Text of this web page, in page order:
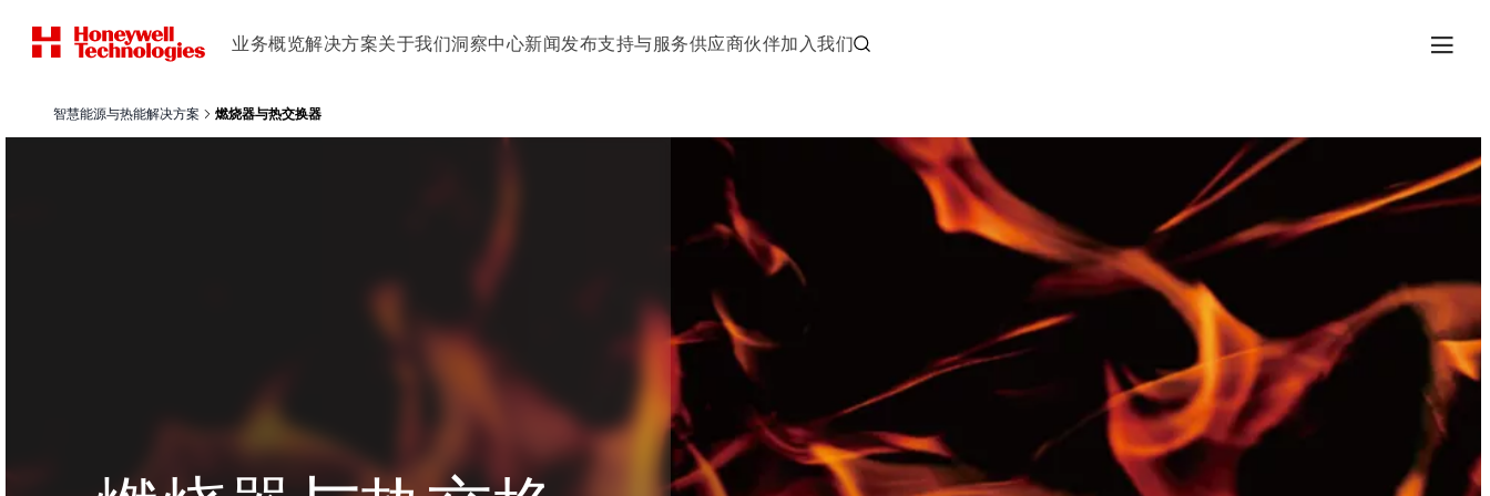
业务概览解决方案关于我们洞察中心新闻发布支持与服务供应商伙伴加入我们
智慧能源与热能解决方案 燃烧器与热交换器